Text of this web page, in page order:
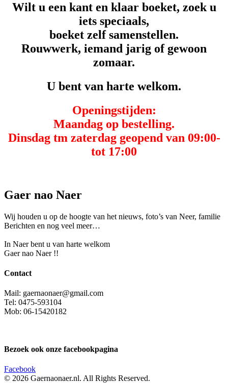
Wilt u een kant en klaar boeket, zoek u
iets speciaals,
boeket zelf samenstellen.
Rouwwerk, iemand jarig of gewoon
zomaar.
U bent van harte welkom.
Openingstijden:
Maandag op bestelling.
Dinsdag tm zaterdag geopend van 09:00-
tot 17:00
Gaer nao Naer
Wij houden u op de hoogte van het nieuws, foto’s van Neer, familie
Berichten en nog veel meer…
In Naer bent u van harte welkom
Gaer nao Naer !!
Contact
Mail: gaernaonaer@gmail.com
Tel: 0475-593104
Mob: 06-15420182
Bezoek ook onze facebookpagina
Facebook
© 2026 Gaernaonaer.nl. All Rights Reserved.